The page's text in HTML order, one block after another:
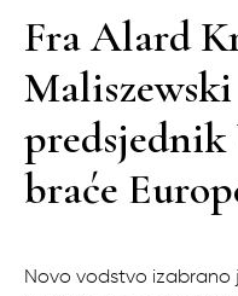
Fra Alard
braće
Novo vodstvo izabrano